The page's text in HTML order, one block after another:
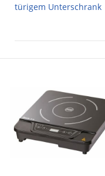
türigem Unterschrank